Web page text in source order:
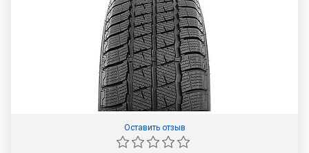
Оставить отзыв